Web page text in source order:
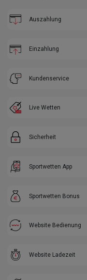
Auszahlung
Einzahlung
Kundenservice
Live Wetten
Sicherheit
Sportwetten App
Sportwetten Bonus
Website Bedienung
Website Ladezeit